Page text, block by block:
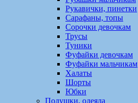
Рукавички, пинетки
Сарафаны, топы
Сорочки девочкам
Трусы
Туники
Фуфайки девочкам
Фуфайки мальчикам
Халаты
Шорты
Юбки
Подушки, одеяла